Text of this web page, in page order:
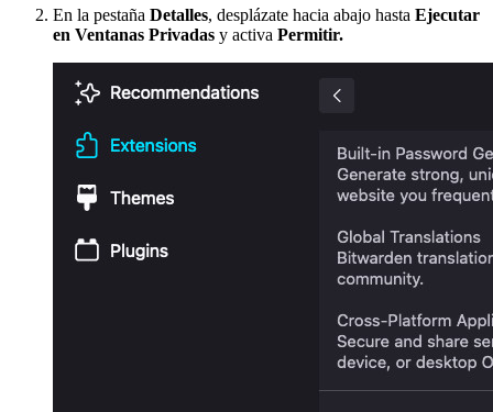
En la pestaña Detalles, desplázate hacia abajo hasta Ejecutar
en Ventanas Privadas y activa Permitir.